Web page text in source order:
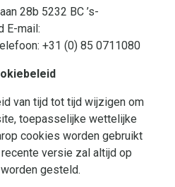
28b 5232 BC ’s-
E-mail:
+31 (0) 85 0711080
van tijd tot tijd wijzigen om
toepasselijke wettelijke
cookies worden gebruikt
versie zal altijd op
gesteld.